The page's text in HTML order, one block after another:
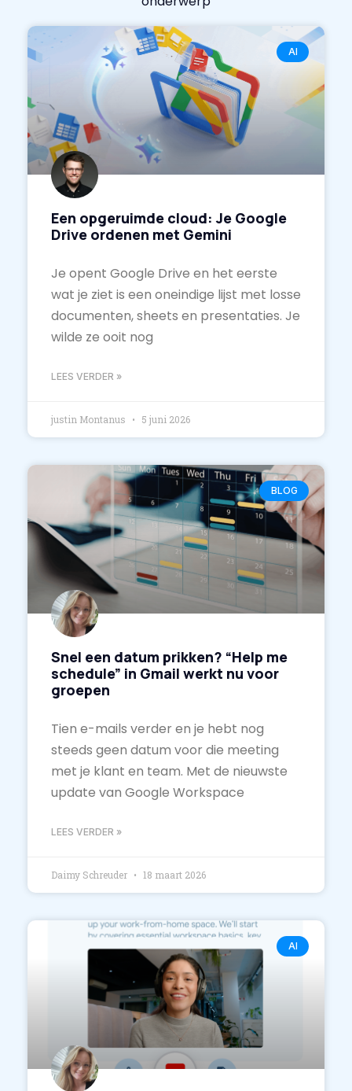
AI
Een opgeruimde cloud: Je Google
Drive ordenen met Gemini
Je opent Google Drive en het eerste
wat je ziet is een oneindige lijst met losse
documenten, sheets en presentaties. Je
wilde ze ooit nog
LEES VERDER »
justin Montanus 5 juni 2026
BLOG
Snel een datum prikken? “Help me
schedule” in Gmail werkt nu voor
groepen
Tien e-mails verder en je hebt nog
steeds geen datum voor die meeting
met je klant en team. Met de nieuwste
update van Google Workspace
LEES VERDER »
Daimy Schreuder 18 maart 2026
AI